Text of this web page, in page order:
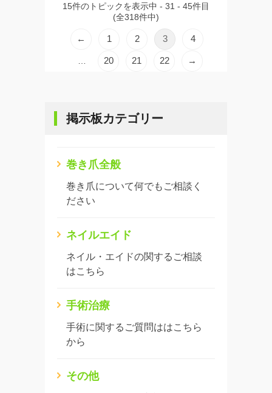
15件のトピックを表示中 - 31 - 45件目
(全318件中)
← 1 2 3 4
20 21 22 →
掲示板カテゴリー
巻き爪全般
巻き爪について何でもご相談く
ださい
ネイルエイド
ネイル・エイドの関するご相談
はこちら
手術治療
手術に関するご質問ははこちら
から
その他